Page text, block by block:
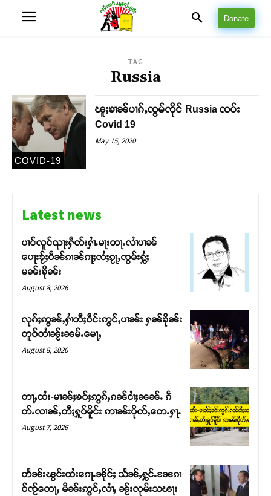
တႃႇႁႂ်ႈသဵင်ၵၢင်ၸႂ်ၵူၼ်းမိူင်း ၵူႈတီႈၵူႈလႅၼ်ပေႃးတေၸွ
တ်ႇ တူဝ်ႈလုမ်ႈၾႃႉၼၼ်ႉ ၶဝ်ႈႁူမ်ႈၵမ်ႉထႅမ် ၸုမ်းၶၢ
ဝ်ႇၽူႈတွႆႇႁွၵ်ႈ လႆႈယူႇၶႃႈဢေႃႈ။
Donate
TAG
Russia
COVID-19
ၽူႈၶၢၼ်ပၢၵ်ႇၸွမ်ၸိုင် Russia ၸပ်း
Covid 19
May 15, 2020
Latest news
ပၢင်လူင်ၺႃးႁဵတ်းႁၢႆႉမႃးတႃႉလၢႆပၢၼ် ​​
ပေႃးၶႂ်ႈပဵၼ်ၵၢၼ်ၵႃႈလႆႈၵႂႃႇၸွမ်းႁွႆႈ
မၼ်းၶိုၼ်း
August 8, 2026
လုၵ်ႈဢွၼ်ႇႁၢႆတီႈဝဵင်းဢွင်ႇပၢၼ်း ႁၼ်ၶိုၼ်း
တူဝ်တၢႆၼႂ်းၼမ်ႉမေႃႇ
August 8, 2026
တႃႇထႆး-မၢၼ်ႈၶဝ်ႈဢွၵ်ႇၵၼ်ငၢႆႈၼၼ်ႉ ၵဵ
တ်ႉလၢၼ်ႇတီႈႁူဝ်မိူင်း ဢၢၼ်းပိုတ်ႇတေႉႁႃႉ
August 7, 2026
တႅၼ်းၽွင်းထႆးၵေႃႉၼိုင်ႈ သႅၼ်ႇႁွင်ႉၼႄၵၢ
င်ၸႂ်တေႃႇ မိၼ်းဢွင်ႇလၢႆႇ ၼႂ်းလုမ်းသၽႃး